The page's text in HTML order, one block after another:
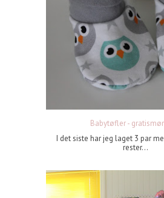
Babytøfler -
I det siste har jeg laget 3 par
rester...